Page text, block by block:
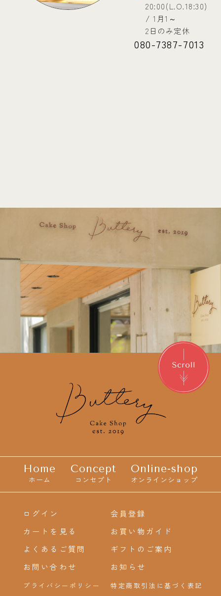
20:00(L.O.18:30)
/ 1月1～
2日のみ定休
080-7387-7013
Home
ホーム
Concept
コンセプト
Online-shop
オンラインショップ
ログイン
会員登録
カートを見る
お買い物ガイド
よくあるご質問
ギフトのご案内
お問い合わせ
お知らせ
プライバシーポリシー 特定商取引法に基づく表記